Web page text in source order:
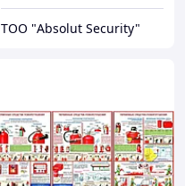
ТОО "Absolut Security"